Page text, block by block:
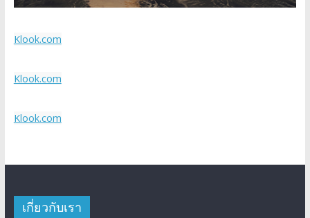
Klook.com
Klook.com
Klook.com
เกี่ยวกับเรา